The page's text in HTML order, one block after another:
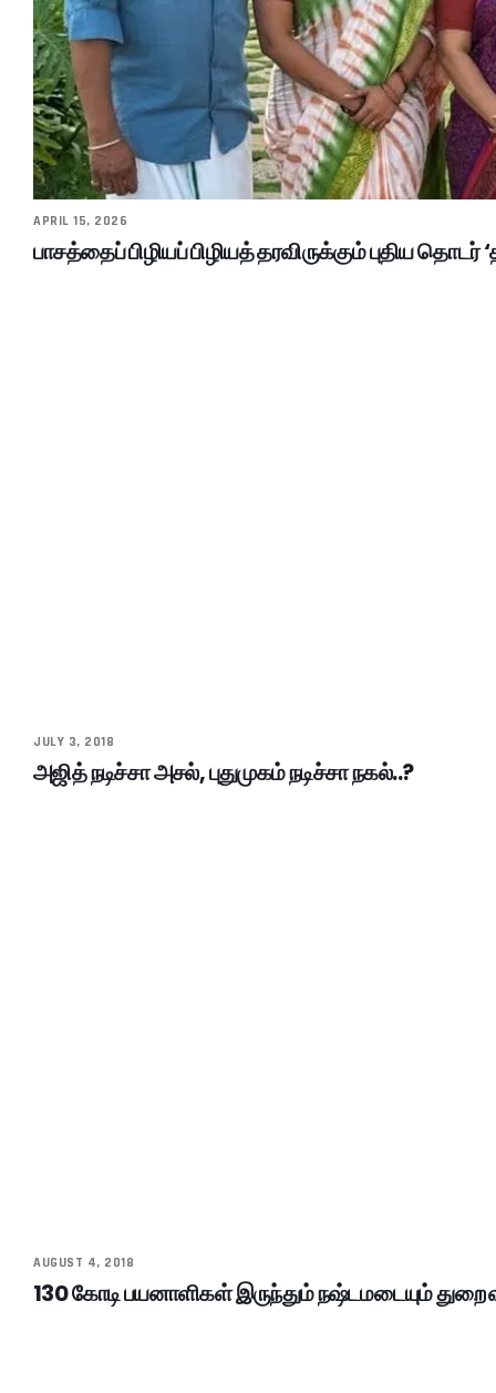
APRIL 15, 2026
பாசத்தைப் பிழியப் பிழியத் தரவிருக்கும் புதிய தொடர்
JULY 3, 2018
அஜித் நடிச்சா அசல், புதுமுகம் நடிச்சா நகல்..?
AUGUST 4, 2018
130 கோடி பயனாளிகள் இருந்தும் நஷ்டமடையும்